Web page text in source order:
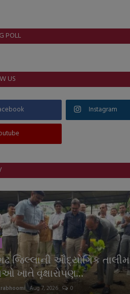
POLL
US
Instagram
જિલ્લાની ઔદ્યોગિક તાલીમ
ખાતે વૃક્ષારોપણ...
Aug 7, 2026 0